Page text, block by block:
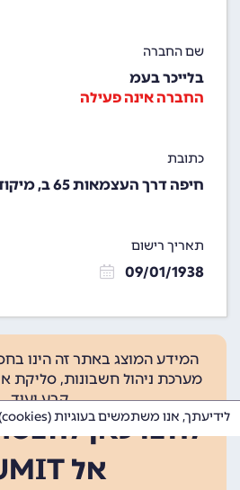
שם החברה
בלייכר בעמ
החברה אינה פעילה
כתובת
חיפה דרך העצמאות 65 ב, מיקוד: 31000
תאריך רישום
09/01/1938
המידע המוצג באתר זה הינו
מערכת ניהול חשבונות, סליקת
קבע ועוד.
לחצו כאן
אל SUMIT
לידיעתך, אנו משתמשים בעוגיות (cookies) באתר זה.